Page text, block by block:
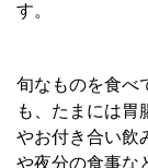
す。
旬なものを食べ
も、たまには胃
やお付き合い飲
や夜分の食事な